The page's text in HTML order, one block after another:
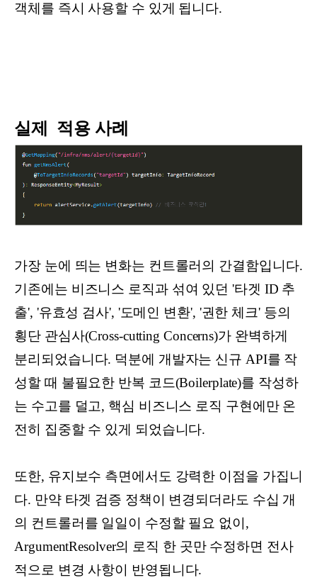
객체를 즉시 사용할 수 있게 됩니다.
실제 적용 사례
가장 눈에 띄는 변화는 컨트롤러의 간결함입니다.
기존에는 비즈니스 로직과 섞여 있던 '타겟 ID 추
출', '유효성 검사', '도메인 변환', '권한 체크' 등의
횡단 관심사(Cross-cutting Concerns)가 완벽하게
분리되었습니다. 덕분에 개발자는 신규 API를 작
성할 때 불필요한 반복 코드(Boilerplate)를 작성하
는 수고를 덜고, 핵심 비즈니스 로직 구현에만 온
전히 집중할 수 있게 되었습니다.
또한, 유지보수 측면에서도 강력한 이점을 가집니
다. 만약 타겟 검증 정책이 변경되더라도 수십 개
의 컨트롤러를 일일이 수정할 필요 없이,
ArgumentResolver의 로직 한 곳만 수정하면 전사
적으로 변경 사항이 반영됩니다.